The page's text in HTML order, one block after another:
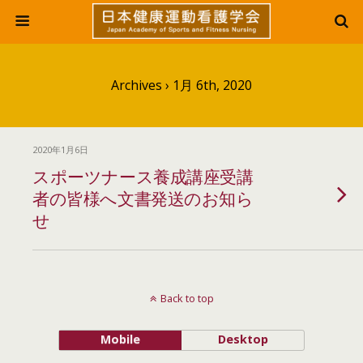
Archives › 1月 6th, 2020
2020年1月6日
スポーツナース養成講座受講
者の皆様へ文書発送のお知ら
せ
Back to top
Mobile Desktop